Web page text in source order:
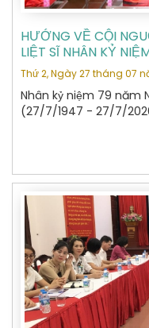
HƯỚNG VỀ CỘI
LIỆT SĨ NHÂN KỶ
27/7
Thứ 2, Ngày 27 tháng 07
Nhân kỷ niệm 79 năm
(27/7/1947 - 27/7/
nước nhớ nguồn",
Nội đã tổ chức hành
tỉnh Tuyên Quang –
bảo vệ biên giới phía
1989.